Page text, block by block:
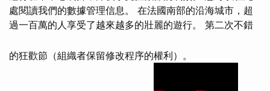
處閱讀我們的數據管理信息。 在法國南部的沿海城市，超
過一百萬的人享受了越來越多的壯麗的遊行。 第二次不錯
的狂歡節（組織者保留修改程序的權利）。